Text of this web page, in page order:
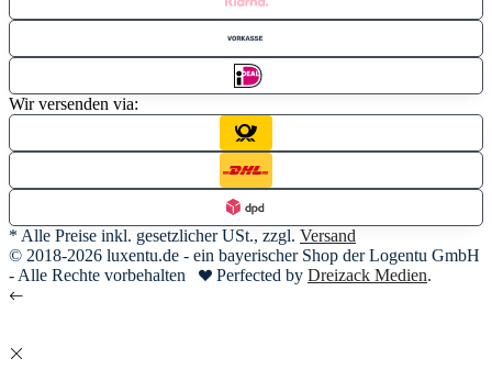
Wir versenden via:
* Alle Preise inkl. gesetzlicher USt., zzgl. Versand
© 2018-2026 luxentu.de - ein bayerischer Shop der Logentu GmbH
- Alle Rechte vorbehalten
Perfected by Dreizack Medien.